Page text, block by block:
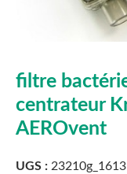
filtre
centrateur
AEROvent
UGS :